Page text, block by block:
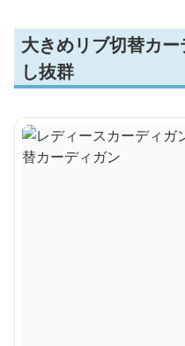
大きめリブ切替カ
し抜群